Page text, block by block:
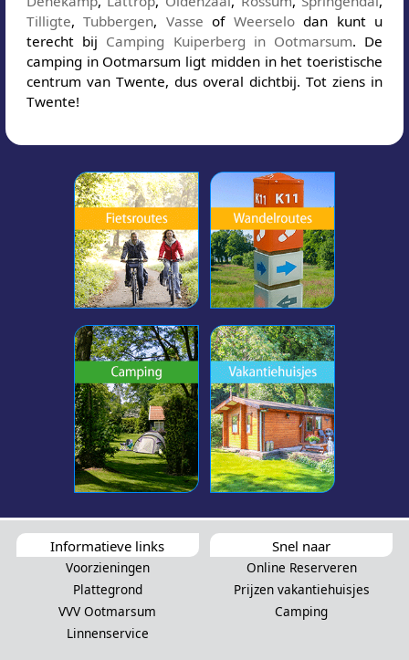
Tilligte,Tubbergen, Vasse of Weerselodan kunt u
terecht bij Camping Kuiperberg in Ootmarsum. De
camping in Ootmarsum ligt midden in het toeristische
centrum van Twente, dus overal dichtbij. Tot ziens in
Twente!
Informatieve links
Voorzieningen
Plattegrond
VVV Ootmarsum
Linnenservice
Snel naar
Online Reserveren
Prijzen vakantiehuisjes
Camping